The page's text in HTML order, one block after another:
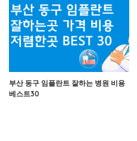
부산 동구 임플란트 잘하는 병원 비용
베스트30